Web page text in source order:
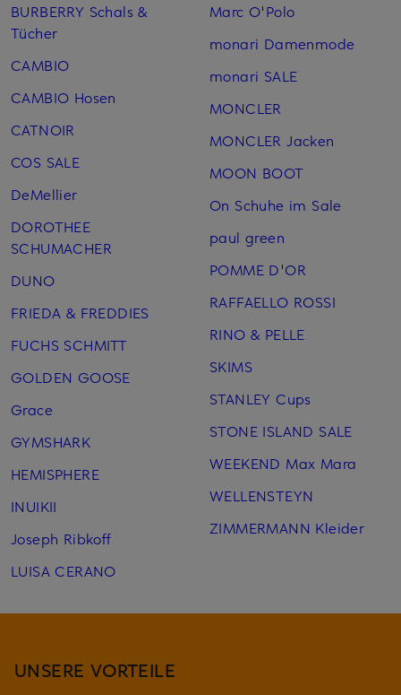
BURBERRY Schals &
Tücher
CAMBIO
CAMBIO Hosen
CATNOIR
COS SALE
DeMellier
DOROTHEE
SCHUMACHER
DUNO
FRIEDA & FREDDIES
FUCHS SCHMITT
GOLDEN GOOSE
Grace
GYMSHARK
HEMISPHERE
INUIKII
Joseph Ribkoff
LUISA CERANO
Marc O'Polo
monari Damenmode
monari SALE
MONCLER
MONCLER Jacken
MOON BOOT
On Schuhe im Sale
paul green
POMME D'OR
RAFFAELLO ROSSI
RINO & PELLE
SKIMS
STANLEY Cups
STONE ISLAND SALE
WEEKEND Max Mara
WELLENSTEYN
ZIMMERMANN Kleider
UNSERE VORTEILE